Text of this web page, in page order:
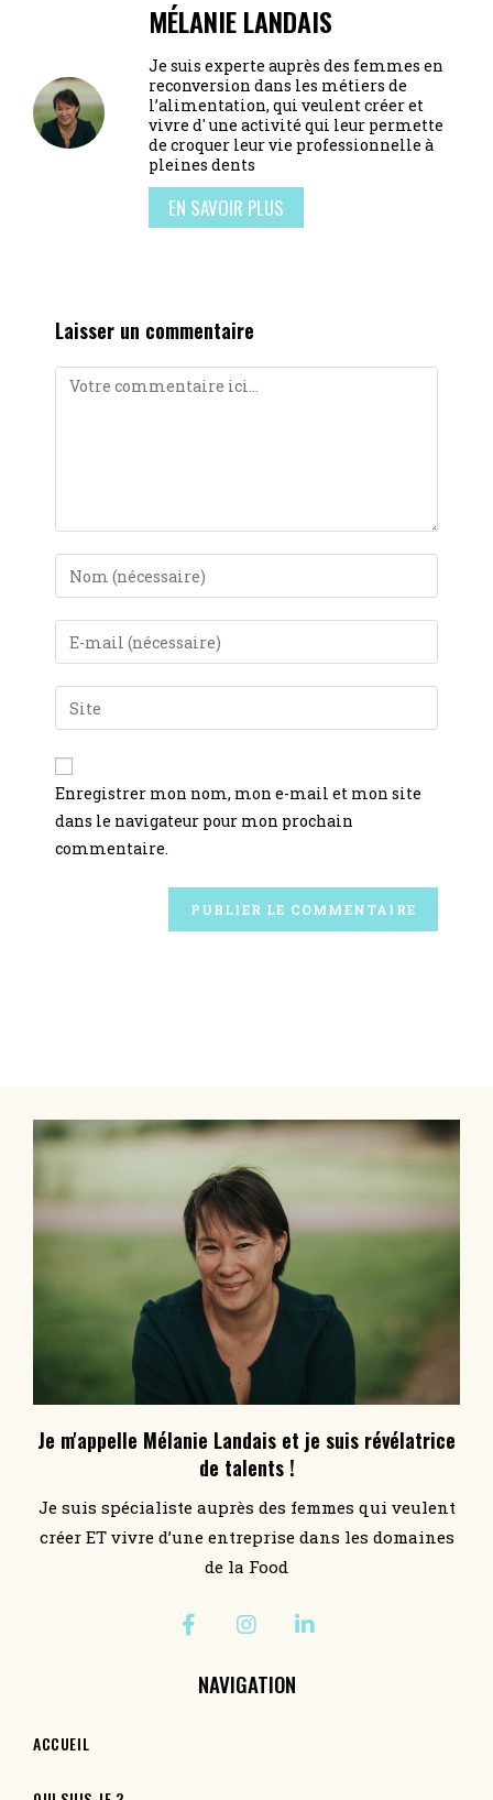
MÉLANIE LANDAIS
Je suis experte auprès des femmes en
reconversion dans les métiers de
l’alimentation, qui veulent créer et
vivre d' une activité qui leur permette
de croquer leur vie professionnelle à
pleines dents
EN SAVOIR PLUS
Laisser un commentaire
Enregistrer mon nom, mon e-mail et mon site
dans le navigateur pour mon prochain
commentaire.
Je m'appelle Mélanie Landais et je suis révélatrice
de talents !
Je suis spécialiste auprès des femmes qui veulent
créer ET vivre d’une entreprise dans les domaines
de la Food
NAVIGATION
ACCUEIL